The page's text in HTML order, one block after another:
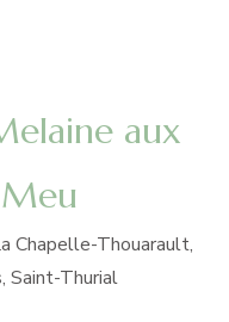
aux
Chapelle-Thouarault,
Saint-Thurial